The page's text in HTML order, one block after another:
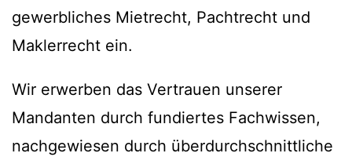
gewerbliches Mietrecht, Pachtrecht und
Maklerrecht ein.
Wir erwerben das Vertrauen unserer
Mandanten durch fundiertes Fachwissen,
nachgewiesen durch überdurchschnittliche